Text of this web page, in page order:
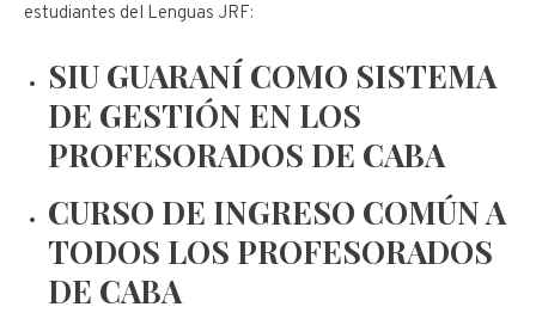
estudiantes del Lenguas JRF:
SIU GUARANÍ COMO SISTEMA
DE GESTIÓN EN LOS
PROFESORADOS DE CABA
CURSO DE INGRESO COMÚN A
TODOS LOS PROFESORADOS
DE CABA